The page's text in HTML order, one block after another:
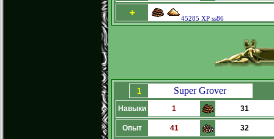
+
45285 XP ss86
1 Super Grover
Навыки 1 31
Опыт 41 32